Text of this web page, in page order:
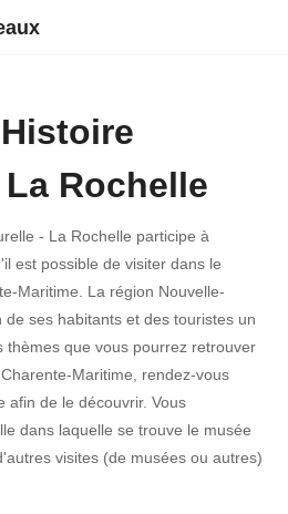
Rochelle
- La Rochelle participe à
est possible de visiter dans le
Maritime. La région Nouvelle-
ses habitants et des touristes un
thèmes que vous pourrez retrouver
Maritime, rendez-vous
afin de le découvrir. Vous
dans laquelle se trouve le musée
visites (de musées ou autres)